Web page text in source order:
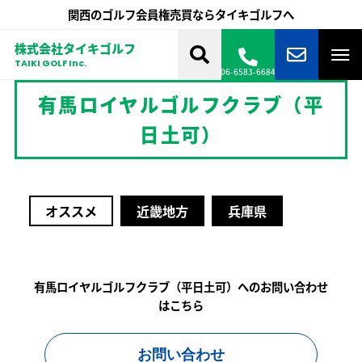
関西のゴルフ会員権売買ならタイキゴルフへ
株式会社タイキゴルフ
TAIKI GOLF Inc.
06-6583-6684
有馬ロイヤルゴルフクラブ（平
日土可）
オススメ 近畿地方 兵庫県
有馬ロイヤルゴルフクラブ（平日土可）へのお問い合わせ
はこちら
お問い合わせ